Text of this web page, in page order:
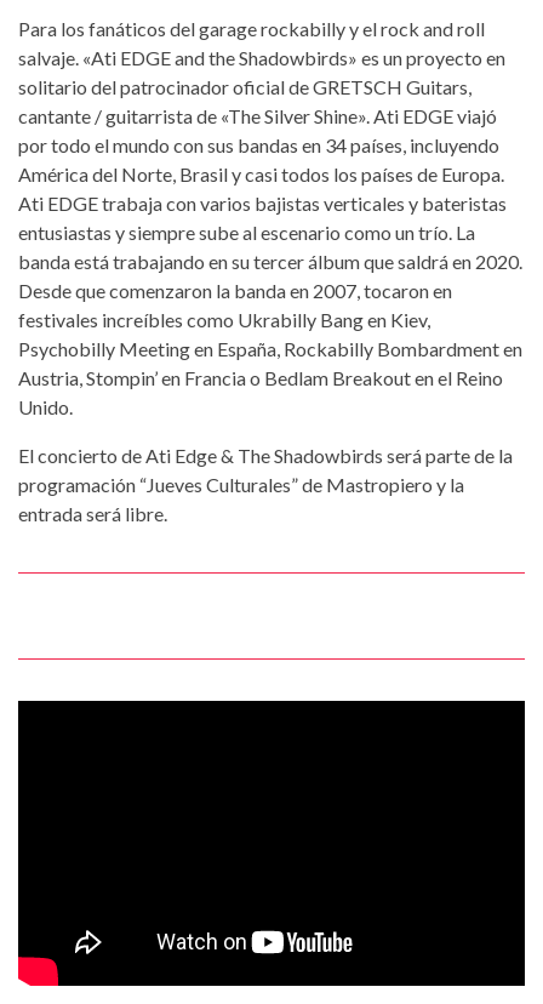
Para los fanáticos del garage rockabilly y el rock and roll
salvaje. «Ati EDGE and the Shadowbirds» es un proyecto en
solitario del patrocinador oficial de GRETSCH Guitars,
cantante / guitarrista de «The Silver Shine». Ati EDGE viajó
por todo el mundo con sus bandas en 34 países, incluyendo
América del Norte, Brasil y casi todos los países de Europa.
Ati EDGE trabaja con varios bajistas verticales y bateristas
entusiastas y siempre sube al escenario como un trío. La
banda está trabajando en su tercer álbum que saldrá en 2020.
Desde que comenzaron la banda en 2007, tocaron en
festivales increíbles como Ukrabilly Bang en Kiev,
Psychobilly Meeting en España, Rockabilly Bombardment en
Austria, Stompin’ en Francia o Bedlam Breakout en el Reino
Unido.
El concierto de Ati Edge & The Shadowbirds será parte de la
programación “Jueves Culturales” de Mastropiero y la
entrada será libre.